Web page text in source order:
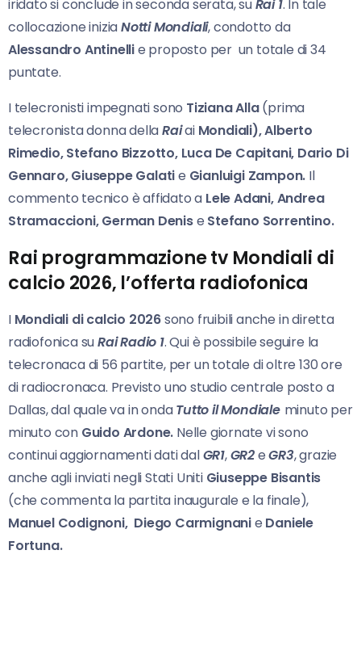
iridato si conclude in seconda serata, suRai 1. In tale
collocazione iniziaNotti Mondiali, condotto da
Alessandro Antinellie proposto per un totale di 34
puntate.
I telecronisti impegnati sono Tiziana Alla(prima
telecronista donna dellaRaiai Mondiali), Alberto
Rimedio, Stefano Bizzotto, Luca De Capitani, Dario Di
Gennaro, Giuseppe Galatie Gianluigi Zampon. Il
commento tecnico è affidato a Lele Adani, Andrea
Stramaccioni, German Denise Stefano Sorrentino.
Rai programmazione tv Mondiali di
calcio 2026, l’offerta radiofonica
I Mondiali di calcio 2026sono fruibili anche in diretta
radiofonica suRai Radio 1. Qui è possibile seguire la
telecronaca di 56 partite, per un totale di oltre 130 ore
di radiocronaca. Previsto uno studio centrale posto a
Dallas, dal quale va in ondaTutto il Mondiale minuto per
minuto con Guido Ardone. Nelle giornate vi sono
continui aggiornamenti dati dalGR1,GR2eGR3, grazie
anche agli inviati negli Stati Uniti Giuseppe Bisantis
(che commenta la partita inaugurale e la finale),
Manuel Codignoni, Diego Carmignanie Daniele
Fortuna.